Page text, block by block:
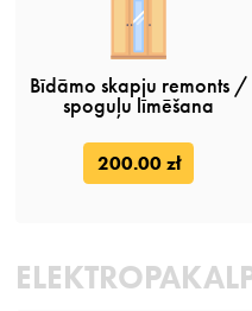
Bīdāmo skapju remonts /
spoguļu līmēšana
200.00 zł